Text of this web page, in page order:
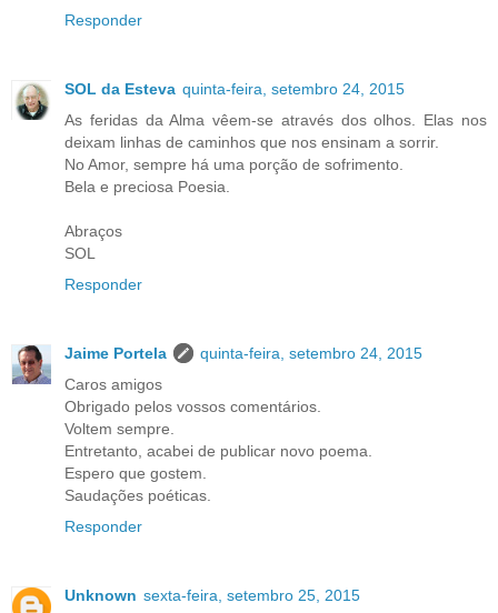
Responder
SOL da Esteva quinta-feira, setembro 24, 2015
As feridas da Alma vêem-se através dos olhos. Elas nos
deixam linhas de caminhos que nos ensinam a sorrir.
No Amor, sempre há uma porção de sofrimento.
Bela e preciosa Poesia.
Abraços
SOL
Responder
Jaime Portela
quinta-feira, setembro 24, 2015
Caros amigos
Obrigado pelos vossos comentários.
Voltem sempre.
Entretanto, acabei de publicar novo poema.
Espero que gostem.
Saudações poéticas.
Responder
Unknown sexta-feira, setembro 25, 2015